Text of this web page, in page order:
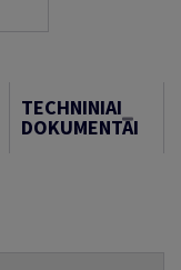
TECHNINIAI
DOKUMENTAI